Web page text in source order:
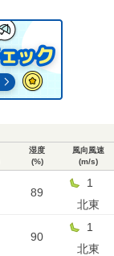
湿度
(%)
風向風速
(m/s)
89
1
北東
90
1
北東